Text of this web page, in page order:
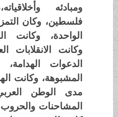
ومبادئه
فلسطين، وكان
الواحدة، وكانت
وكانت الانقلابات
الدعوات الهدامة،
المشبوهة، وكانت
مدى الوطن العربي
المشاحنات والحروب